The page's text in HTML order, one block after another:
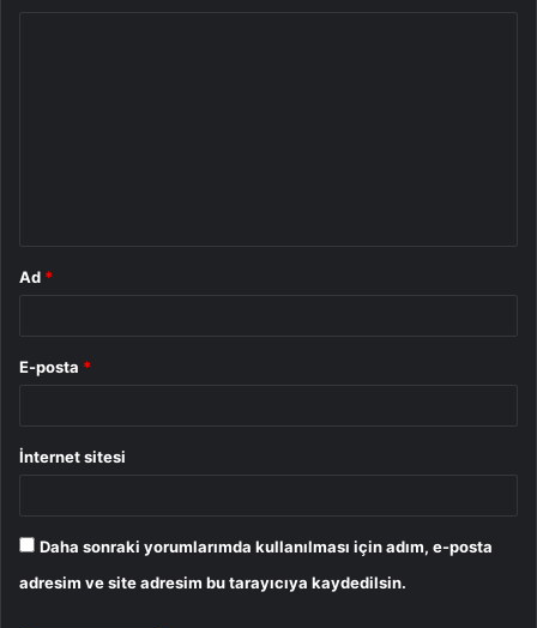
Ad *
E-posta *
İnternet sitesi
Daha sonraki yorumlarımda kullanılması için adım, e-posta
adresim ve site adresim bu tarayıcıya kaydedilsin.